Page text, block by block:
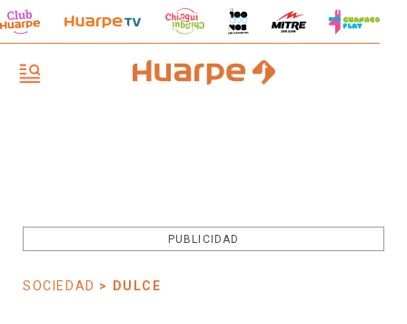
PUBLICIDAD
SOCIEDAD > DULCE